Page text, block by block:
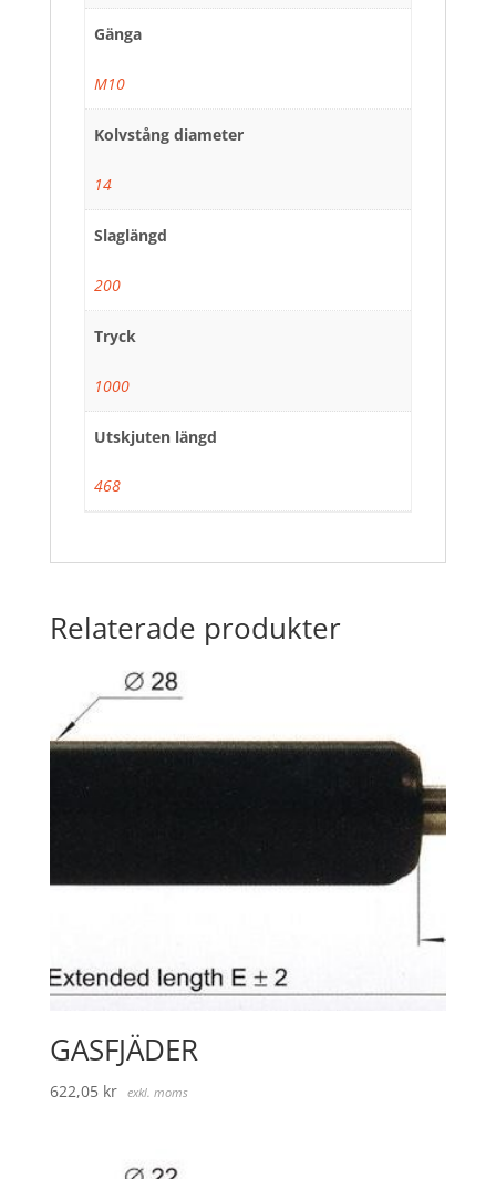
Gänga
M10
Kolvstång diameter
14
Slaglängd
200
Tryck
1000
Utskjuten längd
468
Relaterade produkter
GASFJÄDER
622,05 kr exkl. moms